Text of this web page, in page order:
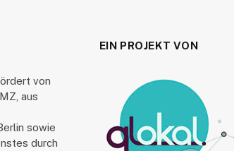
von
aus
sowie
durch
EIN PROJEKT VON